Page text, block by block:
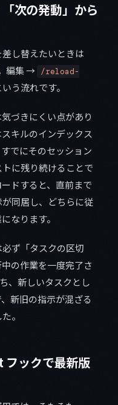
次の発動」から
し替えたいときは
編集 → /reload-
う流れです。
づきにくい点があり
キルのインデックス
でにそのセッション
に残り続けることで
ドすると、直前まで
同居し、どちらに従
なります。
ず「タスクの区切
の作業を一度完了さ
、新しいタスクとし
新旧の指示が混ざる
。
ックで最新版